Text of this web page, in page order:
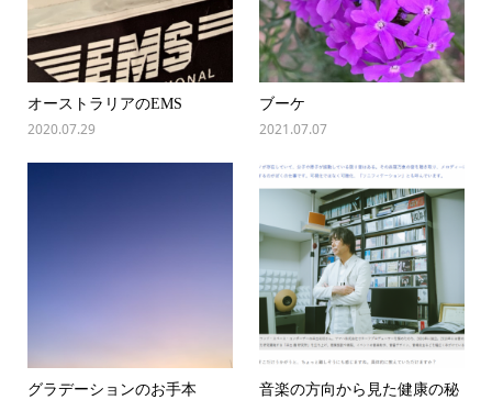
オーストラリアのEMS
2020.07.29
ブーケ
2021.07.07
グラデーションのお手本 音楽の方向から見た健康の秘